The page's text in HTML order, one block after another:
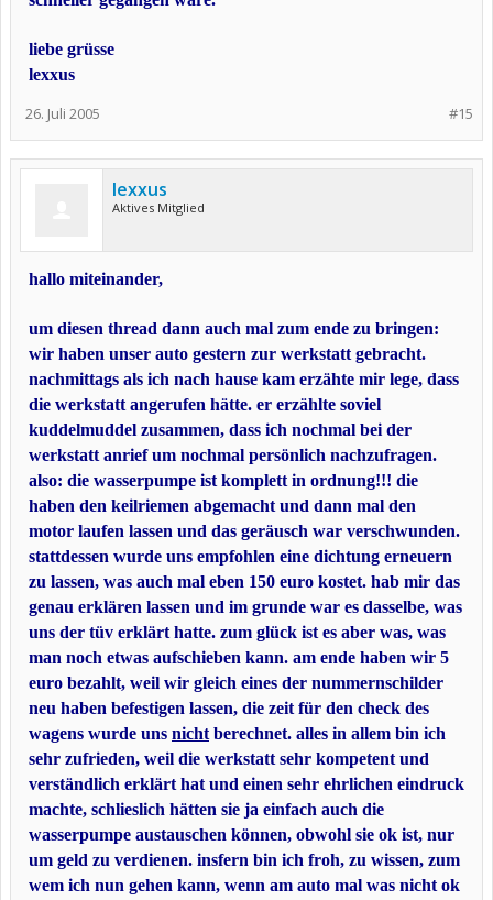
liebe grüsse
lexxus
#15
26. Juli 2005
lexxus
Aktives Mitglied
hallo miteinander,
um diesen thread dann auch mal zum ende zu bringen:
wir haben unser auto gestern zur werkstatt gebracht.
nachmittags als ich nach hause kam erzähte mir lege, dass
die werkstatt angerufen hätte. er erzählte soviel
kuddelmuddel zusammen, dass ich nochmal bei der
werkstatt anrief um nochmal persönlich nachzufragen.
also: die wasserpumpe ist komplett in ordnung!!! die
haben den keilriemen abgemacht und dann mal den
motor laufen lassen und das geräusch war verschwunden.
stattdessen wurde uns empfohlen eine dichtung erneuern
zu lassen, was auch mal eben 150 euro kostet. hab mir das
genau erklären lassen und im grunde war es dasselbe, was
uns der tüv erklärt hatte. zum glück ist es aber was, was
man noch etwas aufschieben kann. am ende haben wir 5
euro bezahlt, weil wir gleich eines der nummernschilder
neu haben befestigen lassen, die zeit für den check des
wagens wurde uns nicht berechnet. alles in allem bin ich
sehr zufrieden, weil die werkstatt sehr kompetent und
verständlich erklärt hat und einen sehr ehrlichen eindruck
machte, schlieslich hätten sie ja einfach auch die
wasserpumpe austauschen können, obwohl sie ok ist, nur
um geld zu verdienen. insfern bin ich froh, zu wissen, zum
wem ich nun gehen kann, wenn am auto mal was nicht ok